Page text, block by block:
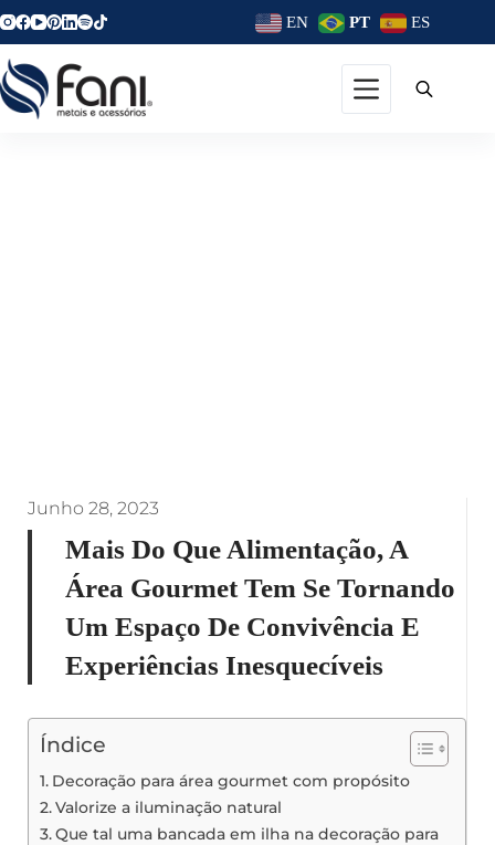
EN PT ES
Junho 28, 2023
Mais Do Que Alimentação, A
Área Gourmet Tem Se Tornando
Um Espaço De Convivência E
Experiências Inesquecíveis
Índice
Decoração para área gourmet com propósito
Valorize a iluminação natural
Que tal uma bancada em ilha na decoração para